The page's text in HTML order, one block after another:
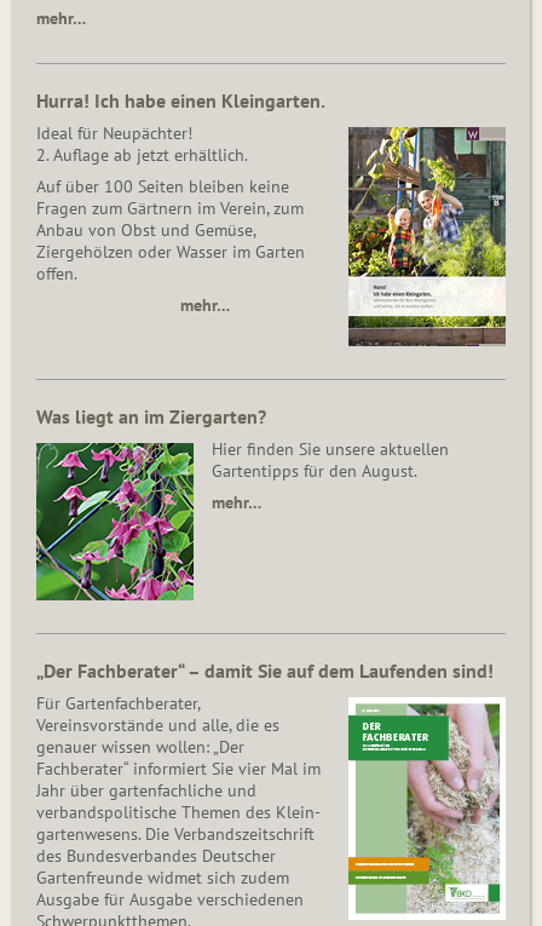
mehr…
Hurra! Ich habe einen Kleingarten.
Ideal für Neupächter!
2. Auflage ab jetzt erhältlich.
Auf über 100 Seiten bleiben keine
Fragen zum Gärtnern im Verein, zum
Anbau von Obst und Gemüse,
Ziergehölzen oder Wasser im Garten
offen.
mehr…
Was liegt an im Ziergarten?
Hier finden Sie unsere aktuellen
Gartentipps für den August.
mehr…
„Der Fachberater“ – damit Sie auf dem Laufenden sind!
Für Gartenfachberater,
Vereinsvorstände und alle, die es
genauer wissen wollen: „Der
Fachberater“ informiert Sie vier Mal im
Jahr über gartenfachliche und
verbandspolitische Themen des Klein­
gar­ten­wesens. Die Ver­bands­zeit­schrift
des Bun­des­ver­ban­des Deutscher
Gartenfreunde widmet sich zudem
Ausgabe für Ausgabe verschiedenen